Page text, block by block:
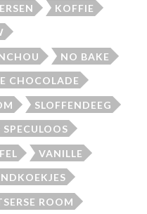
KOFFIE
NO BAKE
CHOCOLADE
SLOFFENDEEG
SPECULOOS
VANILLE
ROOM